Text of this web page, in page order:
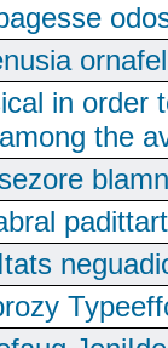
in order
the